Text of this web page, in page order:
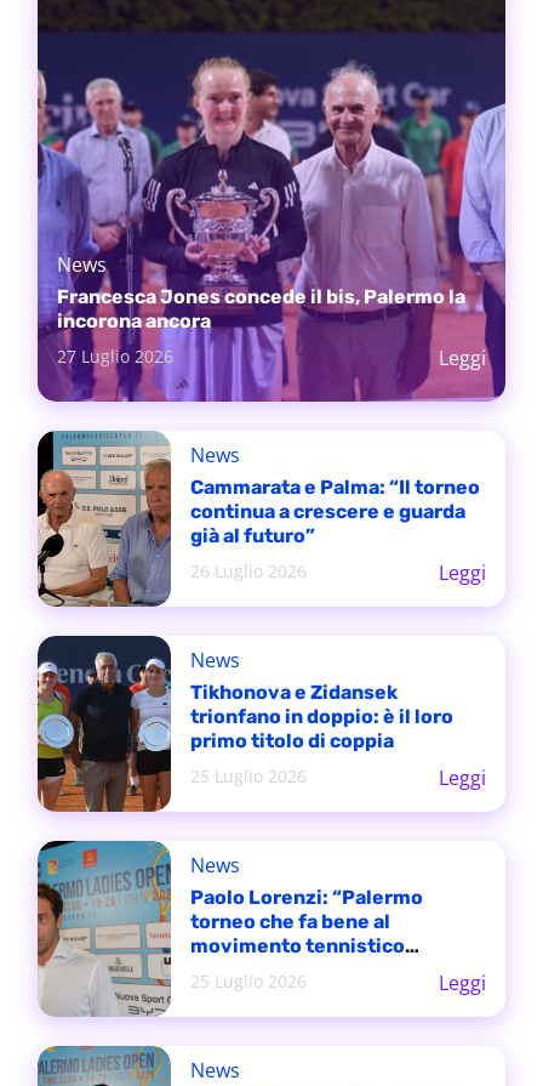
News
Francesca Jones concede il bis, Palermo la
incorona ancora
27 Luglio 2026
Leggi
News
Cammarata e Palma: “Il torneo
continua a crescere e guarda
già al futuro”
26 Luglio 2026
Leggi
News
Tikhonova e Zidansek
trionfano in doppio: è il loro
primo titolo di coppia
25 Luglio 2026
Leggi
News
Paolo Lorenzi: “Palermo
torneo che fa bene al
movimento tennistico
italiano”
25 Luglio 2026 Leggi
News